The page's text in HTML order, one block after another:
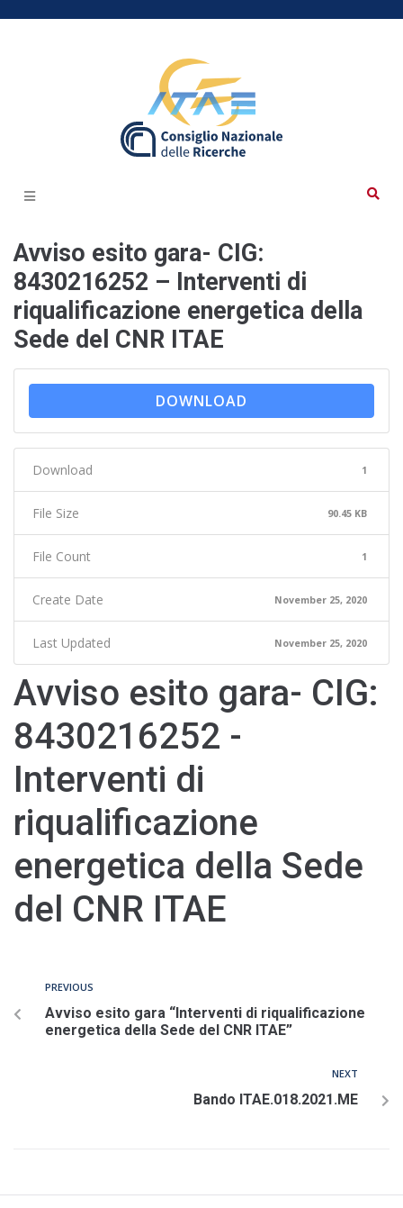
Avviso esito gara- CIG:
8430216252 – Interventi di
riqualificazione energetica della
Sede del CNR ITAE
DOWNLOAD
Download 1
File Size 90.45 KB
File Count 1
Create Date November 25, 2020
Last Updated November 25, 2020
Avviso esito gara- CIG:
8430216252 -
Interventi di
riqualificazione
energetica della Sede
del CNR ITAE
PREVIOUS
Avviso esito gara “Interventi di riqualificazione
energetica della Sede del CNR ITAE”
NEXT
Bando ITAE.018.2021.ME